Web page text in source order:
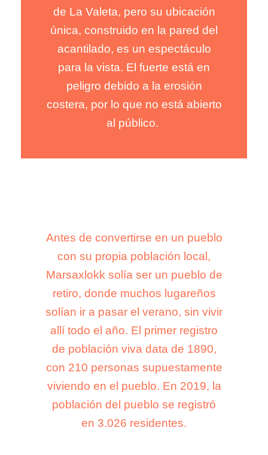
de La Valeta, pero su ubicación
única, construido en la pared del
acantilado, es un espectáculo
para la vista. El fuerte está en
peligro debido a la erosión
costera, por lo que no está abierto
al público.
de La Valeta, pero su ubicación
única, construido en la pared del
acantilado, es un espectáculo
para la vista. El fuerte está en
peligro debido a la erosión
costera, por lo que no está abierto
al público.
Antes de convertirse en un pueblo
con su propia población local,
Marsaxlokk solía ser un pueblo de
retiro, donde muchos lugareños
solían ir a pasar el verano, sin vivir
allí todo el año. El primer registro
de población viva data de 1890,
con 210 personas supuestamente
viviendo en el pueblo. En 2019, la
población del pueblo se registró
en 3.026 residentes.
Antes de convertirse en un pueblo
con su propia población local,
Marsaxlokk solía ser un pueblo de
retiro, donde muchos lugareños
solían ir a pasar el verano, sin vivir
allí todo el año. El primer registro
de población viva data de 1890,
con 210 personas supuestamente
viviendo en el pueblo. En 2019, la
población del pueblo se registró
en 3.026 residentes.